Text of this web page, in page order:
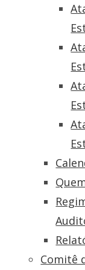
Comitê